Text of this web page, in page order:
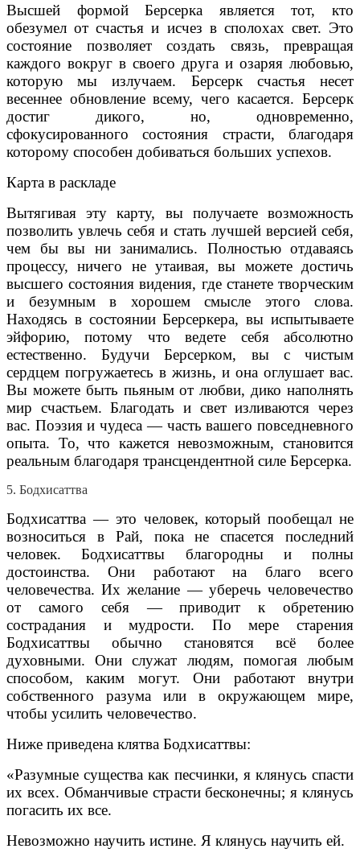
Высшей формой Берсерка является тот, кто
обезумел от счастья и исчез в сполохах свет. Это
состояние позволяет создать связь, превращая
каждого вокруг в своего друга и озаряя любовью,
которую мы излучаем. Берсерк счастья несет
весеннее обновление всему, чего касается. Берсерк
достиг дикого, но, одновременно,
сфокусированного состояния страсти, благодаря
которому способен добиваться больших успехов.
Карта в раскладе
Вытягивая эту карту, вы получаете возможность
позволить увлечь себя и стать лучшей версией себя,
чем бы вы ни занимались. Полностью отдаваясь
процессу, ничего не утаивая, вы можете достичь
высшего состояния видения, где станете творческим
и безумным в хорошем смысле этого слова.
Находясь в состоянии Берсеркера, вы испытываете
эйфорию, потому что ведете себя абсолютно
естественно. Будучи Берсерком, вы с чистым
сердцем погружаетесь в жизнь, и она оглушает вас.
Вы можете быть пьяным от любви, дико наполнять
мир счастьем. Благодать и свет изливаются через
вас. Поэзия и чудеса — часть вашего повседневного
опыта. То, что кажется невозможным, становится
реальным благодаря трансцендентной силе Берсерка.
5. Бодхисаттва
Бодхисаттва — это человек, который пообещал не
возноситься в Рай, пока не спасется последний
человек. Бодхисаттвы благородны и полны
достоинства. Они работают на благо всего
человечества. Их желание — уберечь человечество
от самого себя — приводит к обретению
сострадания и мудрости. По мере старения
Бодхисаттвы обычно становятся всё более
духовными. Они служат людям, помогая любым
способом, каким могут. Они работают внутри
собственного разума или в окружающем мире,
чтобы усилить человечество.
Ниже приведена клятва Бодхисаттвы:
«Разумные существа как песчинки, я клянусь спасти
их всех. Обманчивые страсти бесконечны; я клянусь
погасить их все.
Невозможно научить истине. Я клянусь научить ей.